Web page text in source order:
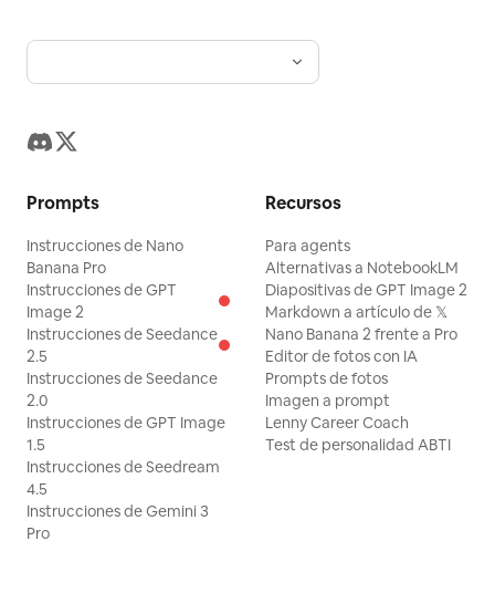
Prompts
Instrucciones de Nano
Banana Pro
Instrucciones de GPT
Image 2
Instrucciones de Seedance
2.5
Instrucciones de Seedance
2.0
Instrucciones de GPT Image
1.5
Instrucciones de Seedream
4.5
Instrucciones de Gemini 3
Pro
Recursos
Para agents
Alternativas a NotebookLM
Diapositivas de GPT Image 2
Markdown a artículo de 𝕏
Nano Banana 2 frente a Pro
Editor de fotos con IA
Prompts de fotos
Imagen a prompt
Lenny Career Coach
Test de personalidad ABTI